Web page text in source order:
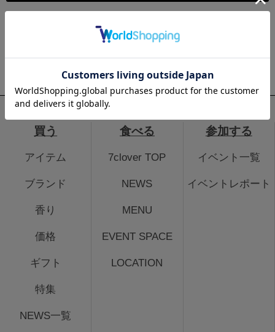
こちらは個人様向けのページとなります。法人のお客様のログイ
法人のお客さまはこちら
買う
アイテム
ブランド
香り
価格
ギフト
特集
NEWS一覧
食べる
7clover TOP
NEWS
MENU
EVENT SPACE
LOCATION
参加する
イベント一覧
イベントレポート